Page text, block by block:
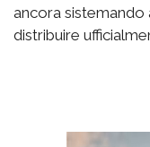
ancora
distribuire